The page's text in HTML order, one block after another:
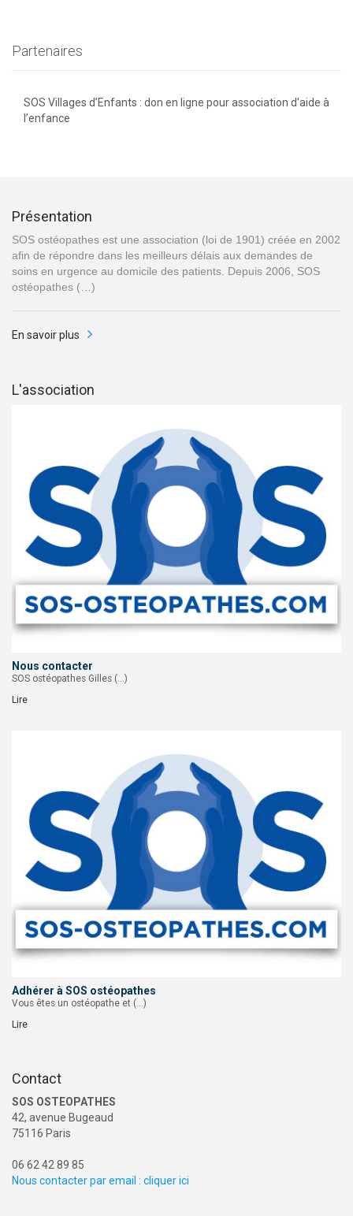
Partenaires
SOS Villages d’Enfants : don en ligne pour association d’aide à
l’enfance
Présentation
SOS ostéopathes est une association (loi de 1901) créée en 2002
afin de répondre dans les meilleurs délais aux demandes de
soins en urgence au domicile des patients. Depuis 2006, SOS
ostéopathes (…)
En savoir plus
L'association
Nous contacter
SOS ostéopathes Gilles (…)
Lire
Adhérer à SOS ostéopathes
Vous êtes un ostéopathe et (…)
Lire
Contact
SOS OSTEOPATHES
42, avenue Bugeaud
75116 Paris
06 62 42 89 85
Nous contacter par email : cliquer ici